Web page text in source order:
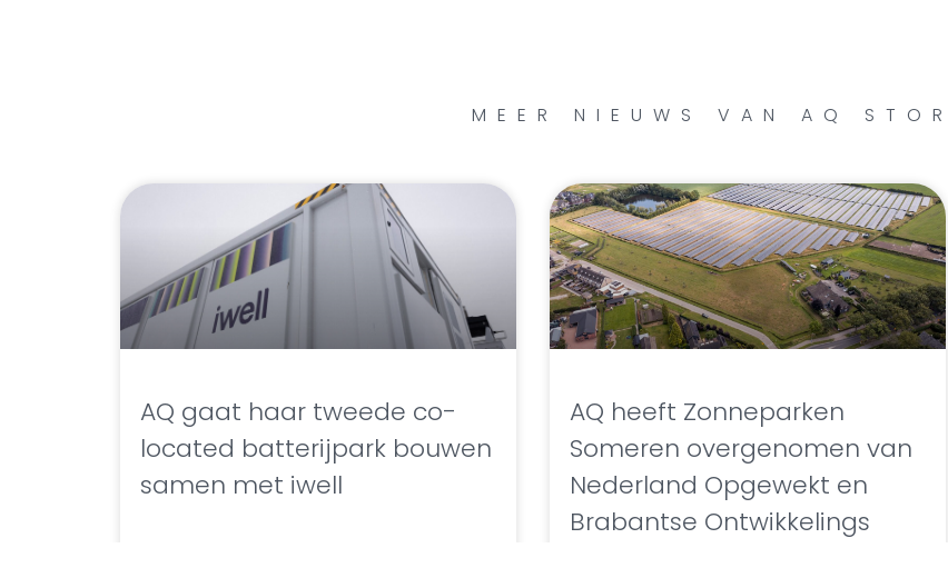
MEER NIEUWS VAN AQ
AQ gaat haar tweede co-
located batterijpark bouwen
samen met iwell
AQ heeft Zonneparken
Someren overgenomen van
Nederland Opgewekt en
Brabantse Ontwikkelings